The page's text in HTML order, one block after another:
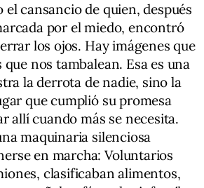
el cansancio de quien, después
por el miedo, encontró
los ojos. Hay imágenes que
nos tambalean. Esa es una
la derrota de nadie, sino la
que cumplió su promesa
allí cuando más se necesita.
maquinaria silenciosa
en marcha: Voluntarios
clasificaban alimentos,